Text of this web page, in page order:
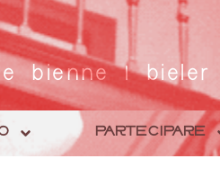
bienne |
PARTECIPARE